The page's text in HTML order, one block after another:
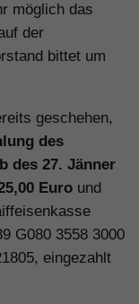
möglich das
der
bittet um
geschehen,
des
des 27. Jänner
Euro und
G080 3558 3000
eingezahlt